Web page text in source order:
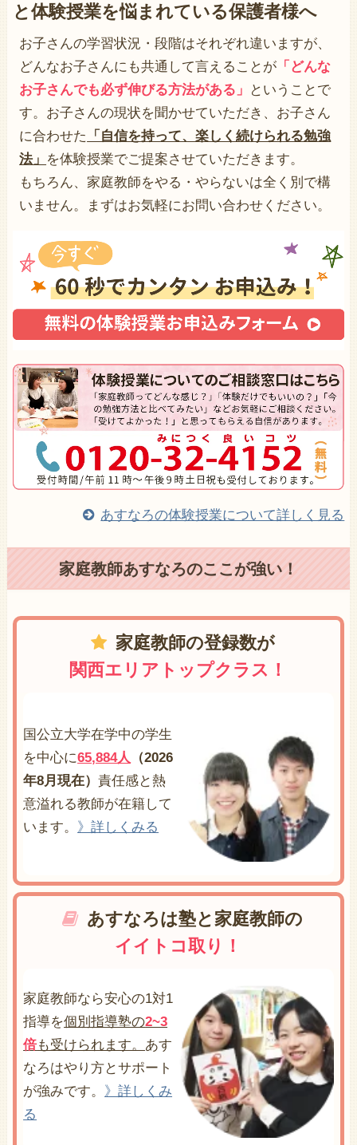
と体験授業を悩まれている保護者様へ
お子さんの学習状況・段階はそれぞれ違いますが、
どんなお子さんにも共通して言えることが 「どんな
お子さんでも必ず伸びる方法がある」
ということで
す。お子さんの現状を聞かせていただき、お子さん
に合わせた
「自信を持って、楽しく続けられる勉強
法」 を体験授業でご提案させていただきます。
もちろん、家庭教師をやる・やらないは全く別で構
いません。まずはお気軽にお問い合わせください。
あすなろの体験授業について詳しく見る
家庭教師あすなろのここが強い！
家庭教師の登録数が
関西エリアトップクラス！
国公立大学在学中の学生
を中心に65,884人
（2026
年8月現在）責任感と熱
意溢れる教師が在籍して
います。 》詳しくみる
あすなろは塾と家庭教師の
イイトコ取り！
家庭教師なら安心の1対1
指導を個別指導塾の2~3
倍も受けられます。 あす
なろはやり方とサポート
が強みです。
》詳しくみ
る